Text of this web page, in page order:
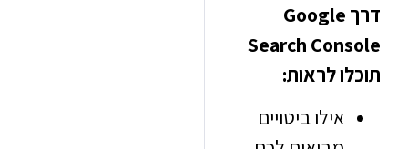
דרך Google
Search
לראות:
אילו ביטויים